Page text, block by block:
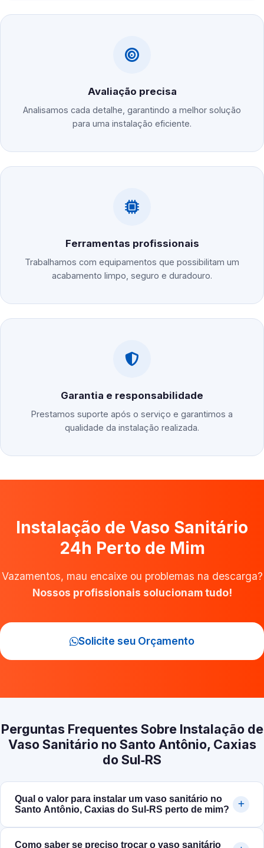
Avaliação precisa
Analisamos cada detalhe, garantindo a melhor solução
para uma instalação eficiente.
Ferramentas profissionais
Trabalhamos com equipamentos que possibilitam um
acabamento limpo, seguro e duradouro.
Garantia e responsabilidade
Prestamos suporte após o serviço e garantimos a
qualidade da instalação realizada.
Instalação de Vaso Sanitário
24h Perto de Mim
Vazamentos, mau encaixe ou problemas na descarga?
Nossos profissionais solucionam tudo!
Solicite seu Orçamento
Perguntas Frequentes Sobre Instalação de
Vaso Sanitário no Santo Antônio, Caxias
do Sul‑RS
Qual o valor para instalar um vaso sanitário no
Santo Antônio, Caxias do Sul‑RS perto de mim?
Como saber se preciso trocar o vaso sanitário